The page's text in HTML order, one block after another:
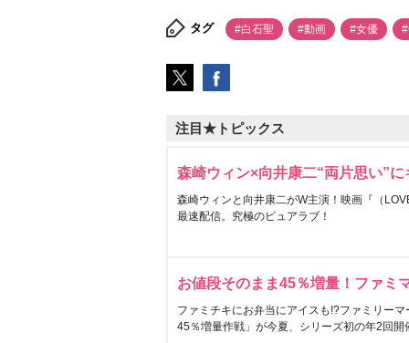
タグ #白石聖 #動画 #女優
注目★トピックス
森崎ウィン×向井康二“両片思い”
森崎ウィンと向井康二がW主演！映画『（
最速配信。究極のピュアラブ！
お値段そのまま45％増量！ファミ
ファミチキにお弁当にアイスも!?ファミリー
45％増量作戦」が今夏、シリーズ初の年2回開